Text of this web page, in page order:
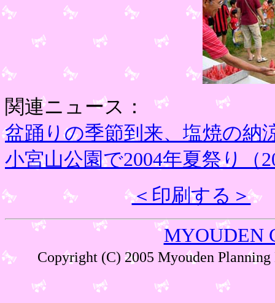
関連ニュース：
盆踊りの季節到来、塩焼の納
小宮山公園で2004年夏祭り（
＜印刷する＞
MYOUDEN
Copyright (C) 2005 Myouden